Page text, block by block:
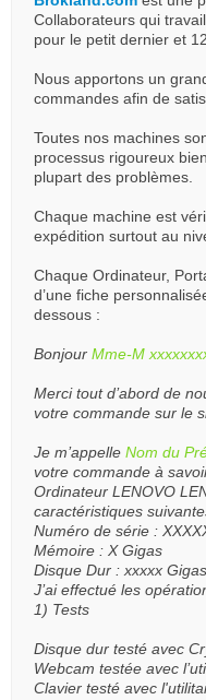
Collaborateurs qui
pour le petit dernier et
Nous apportons un
commandes afin de
Toutes nos machines
processus rigoureux
plupart des problèmes.
Chaque machine est
expédition surtout au
Chaque Ordinateur,
d’une fiche
dessous :
Bonjour Mme-M
Merci tout d’abord de
votre commande sur le
Je m’appelle Nom du
votre commande à
Ordinateur LENOVO
caractéristiques
Numéro de série :
Mémoire : X Gigas
Disque Dur : xxxxx Gigas
J’ai effectué les
1) Tests
Disque dur testé avec
Webcam testée avec
Clavier testé avec